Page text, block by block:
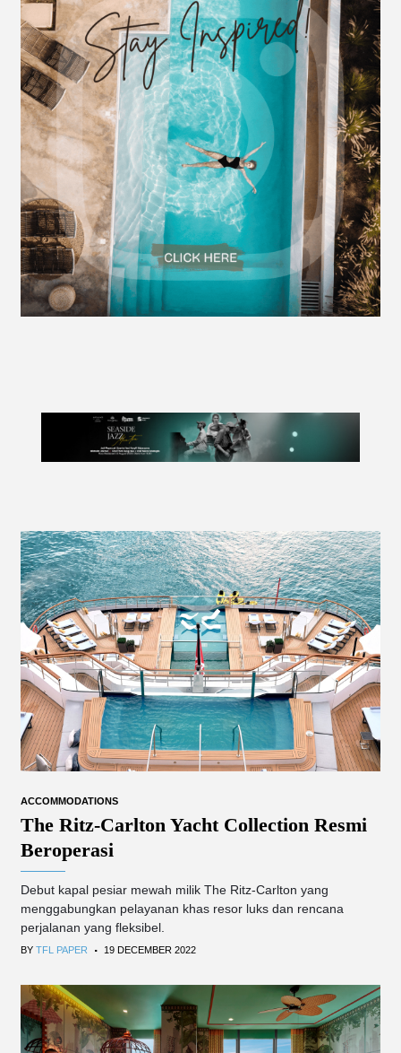
ACCOMMODATIONS
The Ritz-Carlton Yacht Collection Resmi
Beroperasi
Debut kapal pesiar mewah milik The Ritz-Carlton yang
menggabungkan pelayanan khas resor luks dan rencana
perjalanan yang fleksibel.
BY TFL PAPER . 19 DECEMBER 2022